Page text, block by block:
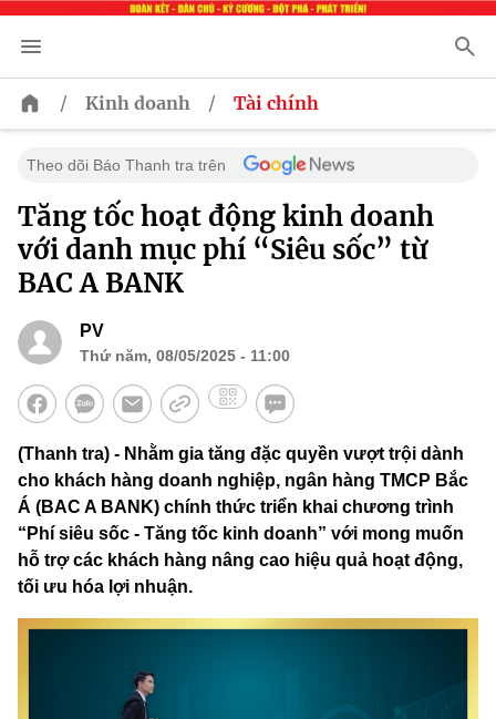
/ Kinh doanh / Tài chính
Theo dõi Báo Thanh tra trên
Tăng tốc hoạt động kinh doanh
với danh mục phí “Siêu sốc” từ
BAC A BANK
PV
Thứ năm, 08/05/2025 - 11:00
(Thanh tra) - Nhằm gia tăng đặc quyền vượt trội dành
cho khách hàng doanh nghiệp, ngân hàng TMCP Bắc
Á (BAC A BANK) chính thức triển khai chương trình
“Phí siêu sốc - Tăng tốc kinh doanh” với mong muốn
hỗ trợ các khách hàng nâng cao hiệu quả hoạt động,
tối ưu hóa lợi nhuận.